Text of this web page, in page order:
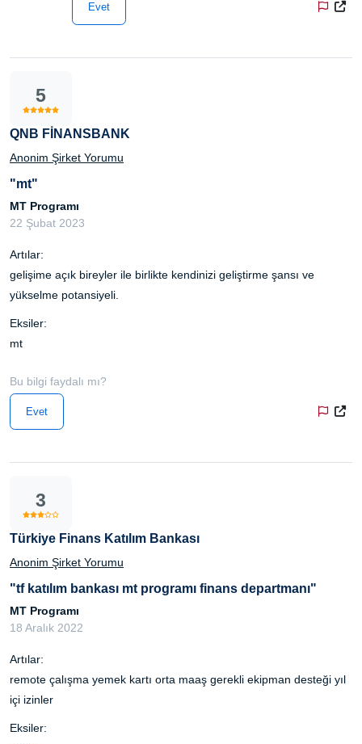
Evet
5
QNB FİNANSBANK
Anonim Şirket Yorumu
"mt"
MT Programı
22 Şubat 2023
Artılar:
gelişime açık bireyler ile birlikte kendinizi geliştirme şansı ve
yükselme potansiyeli.
Eksiler:
mt
Bu bilgi faydalı mı?
Evet
3
Türkiye Finans Katılım Bankası
Anonim Şirket Yorumu
"tf katılım bankası mt programı finans departmanı"
MT Programı
18 Aralık 2022
Artılar:
remote çalışma yemek kartı orta maaş gerekli ekipman desteği yıl
içi izinler
Eksiler: